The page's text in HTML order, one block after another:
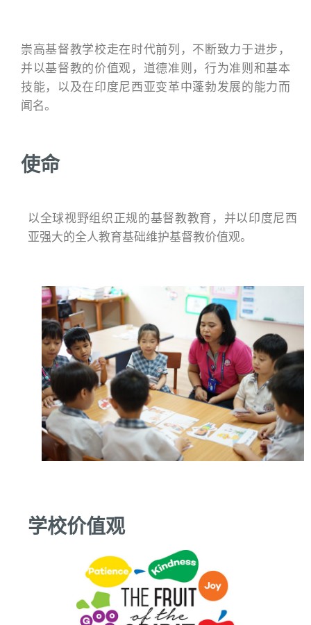
崇高基督教学校走在时代前列，不断致力于进步，
并以基督教的价值观，道德准则，行为准则和基本
技能，以及在印度尼西亚变革中蓬勃发展的能力而
闻名。
使命
以全球视野组织正规的基督教教育，并以印度尼西
亚强大的全人教育基础维护基督教价值观。
学校价值观